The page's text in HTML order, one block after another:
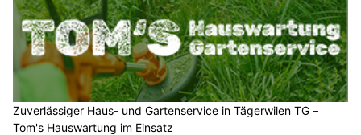
Zuverlässiger Haus- und Gartenservice in Tägerwilen TG –
Tom's Hauswartung im Einsatz